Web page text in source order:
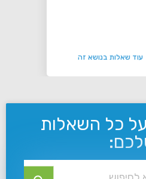
עוד שאלות בנושא זה
כל השאלות